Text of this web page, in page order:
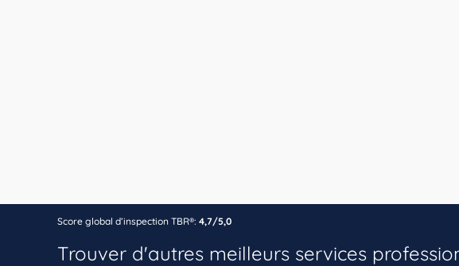
Score global d’inspection TBR®: 4,7/5,0
Trouver d'autres meilleurs services